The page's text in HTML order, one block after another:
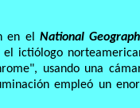
en el National
ictiólogo
usando una
empleó un